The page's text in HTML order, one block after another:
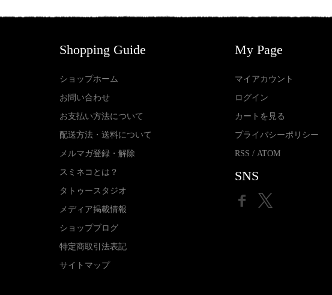
Shopping Guide
ショップホーム
お問い合わせ
お支払い方法について
配送方法・送料について
メルマガ登録・解除
スミネコとは？
タトゥースタジオ
メディア掲載情報
ショップブログ
特定商取引法表記
サイトマップ
My Page
マイアカウント
ログイン
カートを見る
プライバシーポリシー
RSS /ATOM
SNS